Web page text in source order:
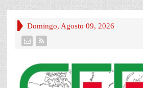
Domingo, Agosto 09, 2026